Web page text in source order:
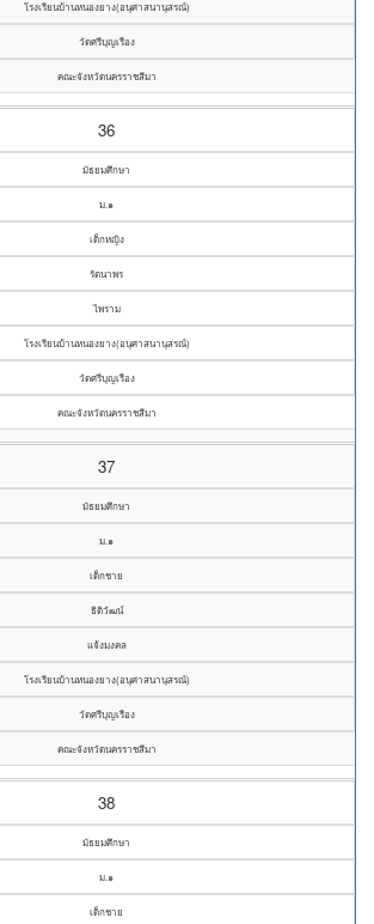
โรงเรียนบ้านหนองยาง(อนุศาสนานุสรณ์)
วัดศรีบุญเรือง
คณะจังหวัดนครราชสีมา
36
มัธยมศึกษา
ม.๑
เด็กหญิง
รัตนาพร
ไพราม
โรงเรียนบ้านหนองยาง(อนุศาสนานุสรณ์)
วัดศรีบุญเรือง
คณะจังหวัดนครราชสีมา
37
มัธยมศึกษา
ม.๑
เด็กชาย
ธิติวัฒน์
แจ้งมงคล
โรงเรียนบ้านหนองยาง(อนุศาสนานุสรณ์)
วัดศรีบุญเรือง
คณะจังหวัดนครราชสีมา
38
มัธยมศึกษา
ม.๑
เด็กชาย